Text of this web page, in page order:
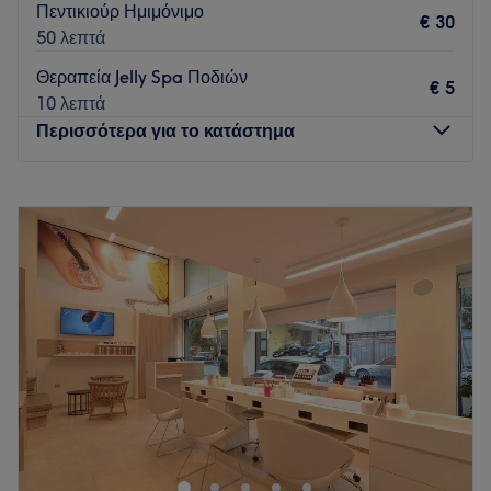
Πεντικιούρ Ημιμόνιμο
50 λεπτά
€ 30
Θεραπεία Jelly Spa Ποδιών
10 λεπτά
€ 5
Περισσότερα για το κατάστημα
Τρίτη
Τετάρτη
10:00–18:00
Πέμπτη
09:00
Παρασκευή
09:00–20:00
Σάββατο
09:00–
Κυριακή
Κλειστό
Στην καρδιά της Αθήνας, στο πιο κεντρικό σημείο της
Ερμού, το NaiLuxury Beauty Lounge σας προσκαλεί να
ζήσετε μια εμπειρία πολυτελούς περιποίησης. Premium
υπηρεσίες μανικιούρ & πεντικιούρ, αποστειρωμένα εργαλεία